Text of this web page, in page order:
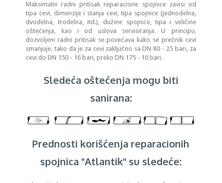
Maksimalni radni pritisak reparacione spojnice zavisi od
tipa cevi, dimenzije i stanja cevi, tipa spojnice (jednodelna,
dvodelna, trodelna, itd.), dužine spojnice, tipa i veličine
oštećenja, kao i od uslova servisiranja. U principu,
dozvoljeni radni pritisak se povećava kako se prečnik cevi
smanjuje, tako da je za cevi zaključno sa DN 80 - 25 bari, za
cevi do DN 150 - 16 bari, preko DN 175 - 10 bari.
Sledeća oštećenja mogu biti
sanirana:
Prednosti korišćenja reparacionih
spojnica "Atlantik" su sledeće: